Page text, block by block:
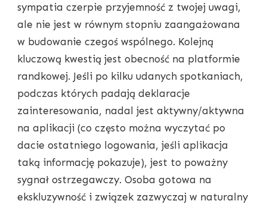
sympatia czerpie przyjemność z twojej uwagi,
ale nie jest w równym stopniu zaangażowana
w budowanie czegoś wspólnego. Kolejną
kluczową kwestią jest obecność na platformie
randkowej. Jeśli po kilku udanych spotkaniach,
podczas których padają deklaracje
zainteresowania, nadal jest aktywny/aktywna
na aplikacji (co często można wyczytać po
dacie ostatniego logowania, jeśli aplikacja
taką informację pokazuje), jest to poważny
sygnał ostrzegawczy. Osoba gotowa na
ekskluzywność i związek zazwyczaj w naturalny